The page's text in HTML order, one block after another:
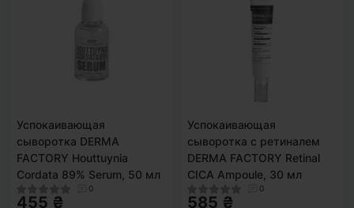
Успокаивающая
сыворотка DERMA
FACTORY Houttuynia
Cordata 89% Serum, 50 мл
0
455 ₴
Успокаивающая
сыворотка с ретиналем
DERMA FACTORY Retinal
CICA Ampoule, 30 мл
0
585 ₴